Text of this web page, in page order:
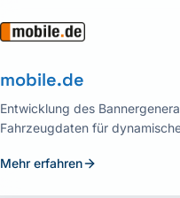
mobile.de
Entwicklung des
Fahrzeugdaten für
Mehr erfahren